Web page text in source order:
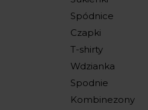
Spódnice
Czapki
T-shirty
Wdzianka
Spodnie
Kombinezony